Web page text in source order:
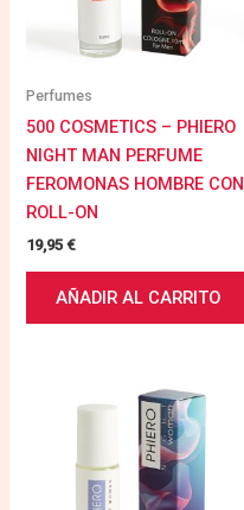
Perfumes
500 COSMETICS – PHIERO
NIGHT MAN PERFUME
FEROMONAS HOMBRE CON
ROLL-ON
19,95€
AÑADIR AL CARRITO